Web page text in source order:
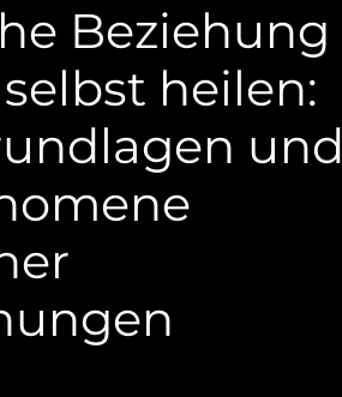
Beziehung
heilen:
und